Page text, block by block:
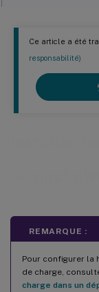
Ce article a été
responsabilité)
REMARQUE :
Pour configurer la
de charge,
charge dans un
Installer le
Sélectionner la solution
MSMQ
Séquence de